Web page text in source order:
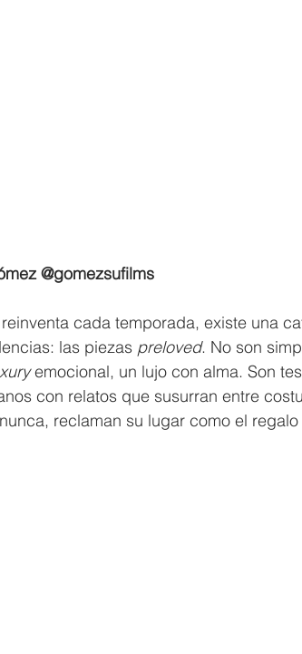
@gomezsufilms
cada temporada, existe una
las piezas preloved. No son
emocional, un lujo con alma. Son
con relatos que susurran entre
reclaman su lugar como el